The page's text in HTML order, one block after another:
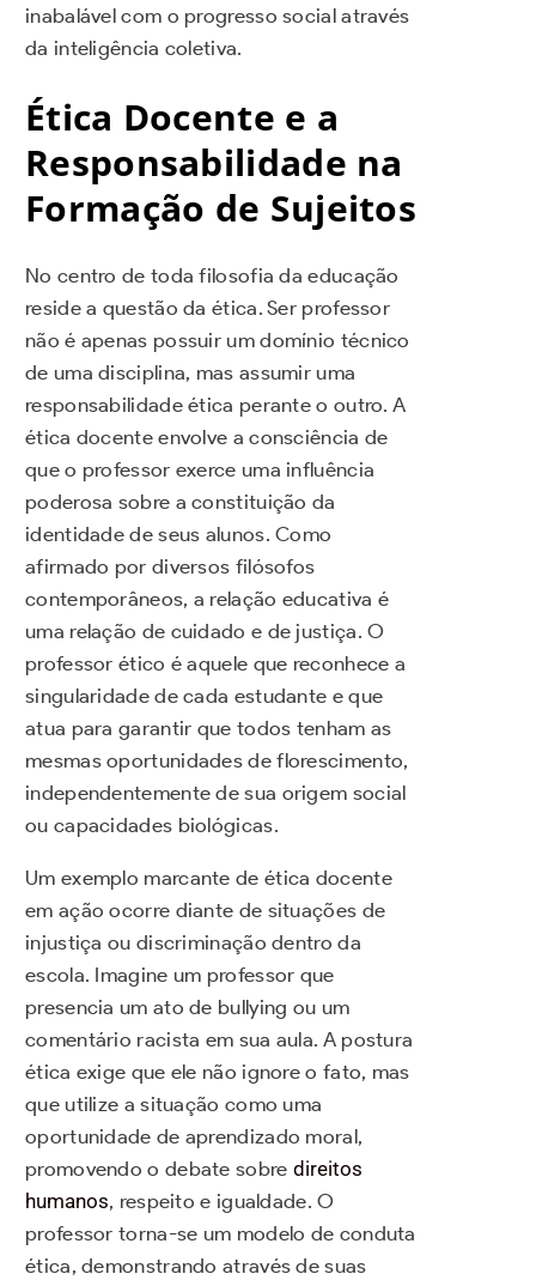
inabalável com o progresso social através
da inteligência coletiva.
Ética Docente e a
Responsabilidade na
Formação de Sujeitos
No centro de toda filosofia da educação
reside a questão da ética. Ser professor
não é apenas possuir um domínio técnico
de uma disciplina, mas assumir uma
responsabilidade ética perante o outro. A
ética docente envolve a consciência de
que o professor exerce uma influência
poderosa sobre a constituição da
identidade de seus alunos. Como
afirmado por diversos filósofos
contemporâneos, a relação educativa é
uma relação de cuidado e de justiça. O
professor ético é aquele que reconhece a
singularidade de cada estudante e que
atua para garantir que todos tenham as
mesmas oportunidades de florescimento,
independentemente de sua origem social
ou capacidades biológicas.
Um exemplo marcante de ética docente
em ação ocorre diante de situações de
injustiça ou discriminação dentro da
escola. Imagine um professor que
presencia um ato de bullying ou um
comentário racista em sua aula. A postura
ética exige que ele não ignore o fato, mas
que utilize a situação como uma
oportunidade de aprendizado moral,
promovendo o debate sobre direitos
humanos, respeito e igualdade. O
professor torna-se um modelo de conduta
ética, demonstrando através de suas